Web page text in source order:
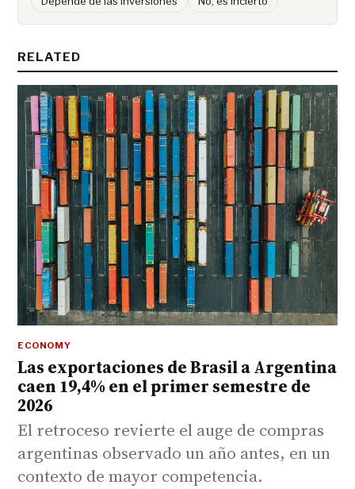
RELATED
ECONOMY
Las exportaciones de Brasil a Argentina
caen 19,4% en el primer semestre de
2026
El retroceso revierte el auge de compras
argentinas observado un año antes, en un
contexto de mayor competencia.